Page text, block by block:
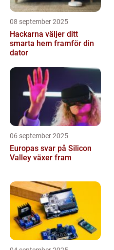
08 september 2025
Hackarna väljer ditt
smarta hem framför din
dator
06 september 2025
Europas svar på Silicon
Valley växer fram